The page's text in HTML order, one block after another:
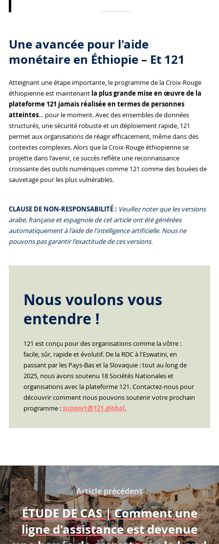
Une avancée pour l'aide
monétaire en Éthiopie – Et 121
Atteignant une étape importante, le programme de la Croix-Rouge
éthiopienne est maintenant la plus grande mise en œuvre de la
plateforme 121 jamais réalisée en termes de personnes
atteintes… pour le moment. Avec des ensembles de données
structurés, une sécurité robuste et un déploiement rapide, 121
permet aux organisations de réagir efficacement, même dans des
contextes complexes. Alors que la Croix-Rouge éthiopienne se
projette dans l'avenir, ce succès reflète une reconnaissance
croissante des outils numériques comme 121 comme des bouées de
sauvetage pour les plus vulnérables.
CLAUSE DE NON-RESPONSABILITÉ : Veuillez noter que les versions
arabe, française et espagnole de cet article ont été générées
automatiquement à l'aide de l'intelligence artificielle. Nous ne
pouvons pas garantir l'exactitude de ces versions.
Nous voulons vous
entendre !
121 est conçu pour des organisations comme la vôtre :
facile, sûr, rapide et évolutif. De la RDC à l'Eswatini, en
passant par les Pays-Bas et la Slovaquie : tout au long de
2025, nous avons soutenu 18 Sociétés Nationales et
organisations avec la plateforme 121. Contactez-nous pour
découvrir comment nous pouvons soutenir votre prochain
programme :support@121.global.
Article précédent
ÉTUDE DE CAS | Comment une
ligne d'assistance est devenue